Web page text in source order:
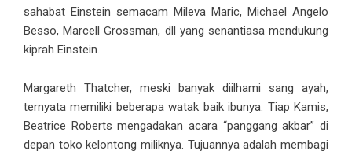
sahabat Einstein semacam Mileva Maric, Michael Angelo
Besso, Marcell Grossman, dll yang senantiasa mendukung
kiprah Einstein.
Margareth Thatcher, meski banyak diilhami sang ayah,
ternyata memiliki beberapa watak baik ibunya. Tiap Kamis,
Beatrice Roberts mengadakan acara “panggang akbar” di
depan toko kelontong miliknya. Tujuannya adalah membagi